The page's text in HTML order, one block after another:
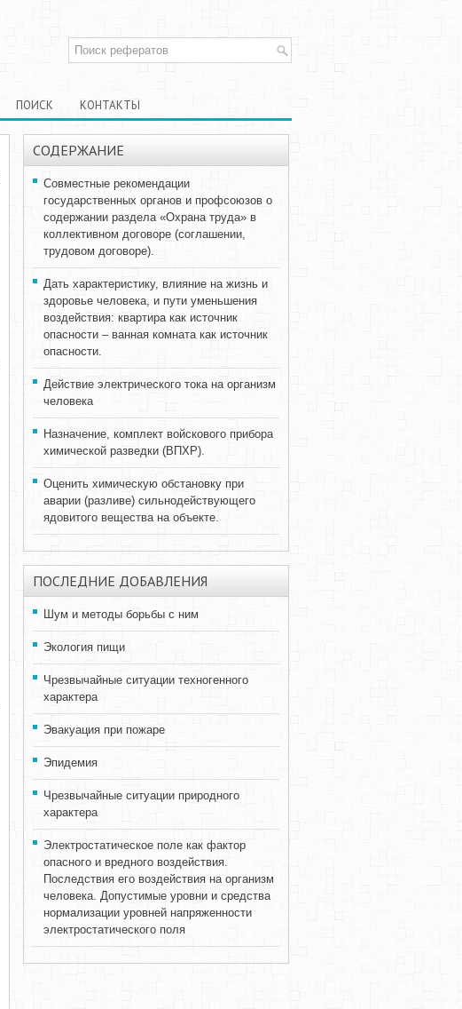
ПОИСК КОНТАКТЫ
СОДЕРЖАНИЕ
Совместные рекомендации
государственных органов и профсоюзов о
содержании раздела «Охрана труда» в
коллективном договоре (соглашении,
трудовом договоре).
Дать характеристику, влияние на жизнь и
здоровье человека, и пути уменьшения
воздействия: квартира как источник
опасности – ванная комната как источник
опасности.
Действие электрического тока на организм
человека
Назначение, комплект войскового прибора
химической разведки (ВПХР).
Оценить химическую обстановку при
аварии (разливе) сильнодействующего
ядовитого вещества на объекте.
ПОСЛЕДНИЕ ДОБАВЛЕНИЯ
Шум и методы борьбы с ним
Экология пищи
Чрезвычайные ситуации техногенного
характера
Эвакуация при пожаре
Эпидемия
Чрезвычайные ситуации природного
характера
Электростатическое поле как фактор
опасного и вредного воздействия.
Последствия его воздействия на организм
человека. Допустимые уровни и средства
нормализации уровней напряженности
электростатического поля